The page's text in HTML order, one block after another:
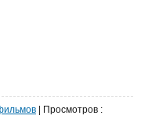
Просмотров :